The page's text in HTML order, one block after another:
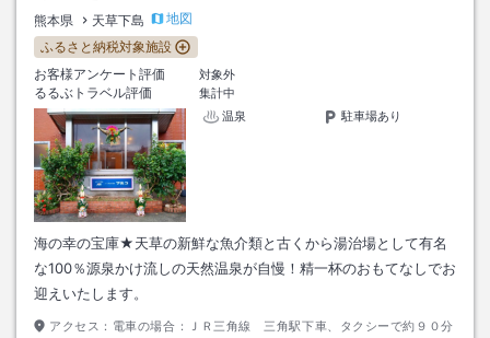
熊本県 天草下島
地図
ふるさと納税対象施設
お客様アンケート評価
対象外
るるぶトラベル評価
集計中
温泉
駐車場あり
海の幸の宝庫★天草の新鮮な魚介類と古くから湯治場として有名
な100％源泉かけ流しの天然温泉が自慢！精一杯のおもてなしでお
迎えいたします。
アクセス： 電車の場合：ＪＲ三角線 三角駅下車、タクシーで約９０分